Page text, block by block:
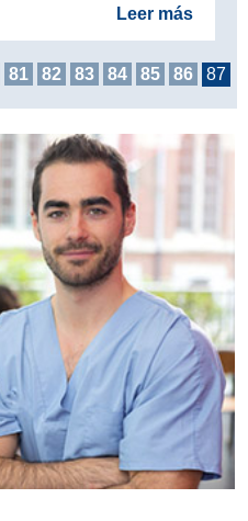
Leer más
81 82 83 84 85 86 87